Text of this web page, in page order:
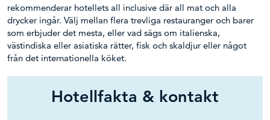
rekommenderar hotellets all inclusive där all mat och alla
drycker ingår. Välj mellan flera trevliga restauranger och barer
som erbjuder det mesta, eller vad sägs om italienska,
västindiska eller asiatiska rätter, fisk och skaldjur eller något
från det internationella köket.
Hotellfakta & kontakt